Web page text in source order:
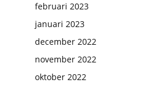
februari 2023
januari 2023
december 2022
november 2022
oktober 2022